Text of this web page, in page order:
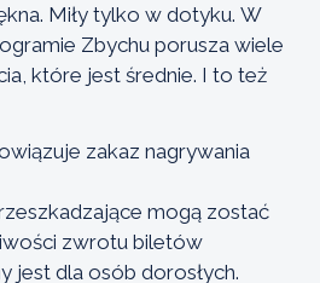
Miły tylko w dotyku. W
Zbychu porusza wiele
które jest średnie. I to też
zakaz nagrywania
mogą zostać
zwrotu biletów
jest dla osób dorosłych.